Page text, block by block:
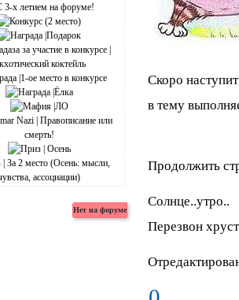
Скоро
в тему
Продолжить
Солнце..утро..
Перезвон